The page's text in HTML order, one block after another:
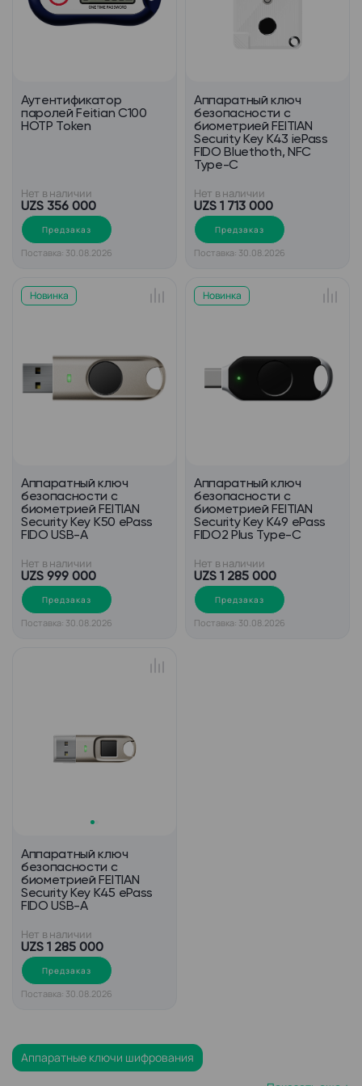
Аутентификатор
паролей Feitian С100
HOTP Token
Нет в наличии
UZS 356 000
Предзаказ
Поставка: 30.08.2026
Аппаратный ключ
безопасности c
биометрией FEITIAN
Security Key K43 iePass
FIDO Bluethoth, NFC
Type-C
Нет в наличии
UZS 1 713 000
Предзаказ
Поставка: 30.08.2026
Новинка
Аппаратный ключ
безопасности с
биометрией FEITIAN
Security Key K50 ePass
FIDO USB-A
Нет в наличии
UZS 999 000
Предзаказ
Поставка: 30.08.2026
Новинка
Аппаратный ключ
безопасности c
биометрией FEITIAN
Security Key K49 ePass
FIDO2 Plus Type-C
Нет в наличии
UZS 1 285 000
Предзаказ
Поставка: 30.08.2026
Аппаратный ключ
безопасности с
биометрией FEITIAN
Security Key K45 ePass
FIDO USB-A
Нет в наличии
UZS 1 285 000
Предзаказ
Поставка: 30.08.2026
Аппаратные ключи шифрования